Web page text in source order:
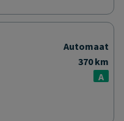
Automaat
370 km
A